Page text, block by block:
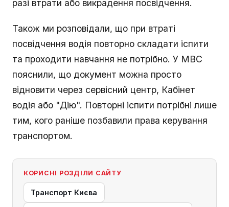
разі втрати або викрадення посвідчення.
Також ми розповідали, що при втраті
посвідчення водія повторно складати іспити
та проходити навчання не потрібно. У МВС
пояснили, що документ можна просто
відновити через сервісний центр, Кабінет
водія або "Дію". Повторні іспити потрібні лише
тим, кого раніше позбавили права керування
транспортом.
КОРИСНІ РОЗДІЛИ САЙТУ
Транспорт Києва